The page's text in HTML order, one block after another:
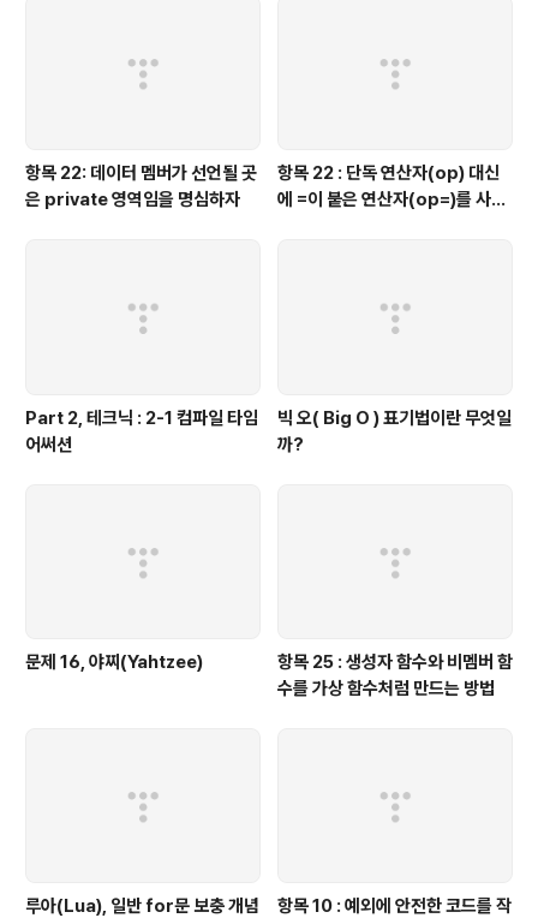
항목 22: 데이터 멤버가 선언될 곳
은 private 영역임을 명심하자
항목 22 : 단독 연산자(op) 대신
에 =이 붙은 연산자(op=)를 사용
Part 2, 테크닉 : 2-1 컴파일 타임
어써션
빅 오( Big O ) 표기법이란 무엇일
까?
문제 16, 야찌(Yahtzee)
항목 25 : 생성자 함수와 비멤버 함
수를 가상 함수처럼 만드는 방법
루아(Lua), 일반 for문 보충 개념 항목 10 : 예외에 안전한 코드를 작